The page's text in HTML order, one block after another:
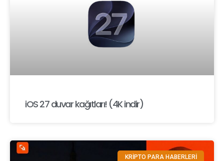
iOS 27 duvar kağıtları! (4K indir)
KRİPTO PARA HABERLERİ